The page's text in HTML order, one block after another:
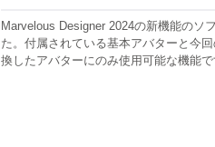
Marvelous Designer 2024の新機能のソ
た。付属されている基本アバターと今
換したアバターにのみ使用可能な機能